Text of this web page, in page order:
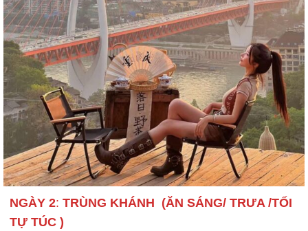
NGÀY 2: TRÙNG KHÁNH (ĂN SÁNG/ TRƯA /TỐI
TỰ TÚC )